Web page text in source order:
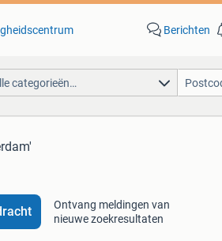
Berichten
categorieën…
Ontvang meldingen van
nieuwe zoekresultaten